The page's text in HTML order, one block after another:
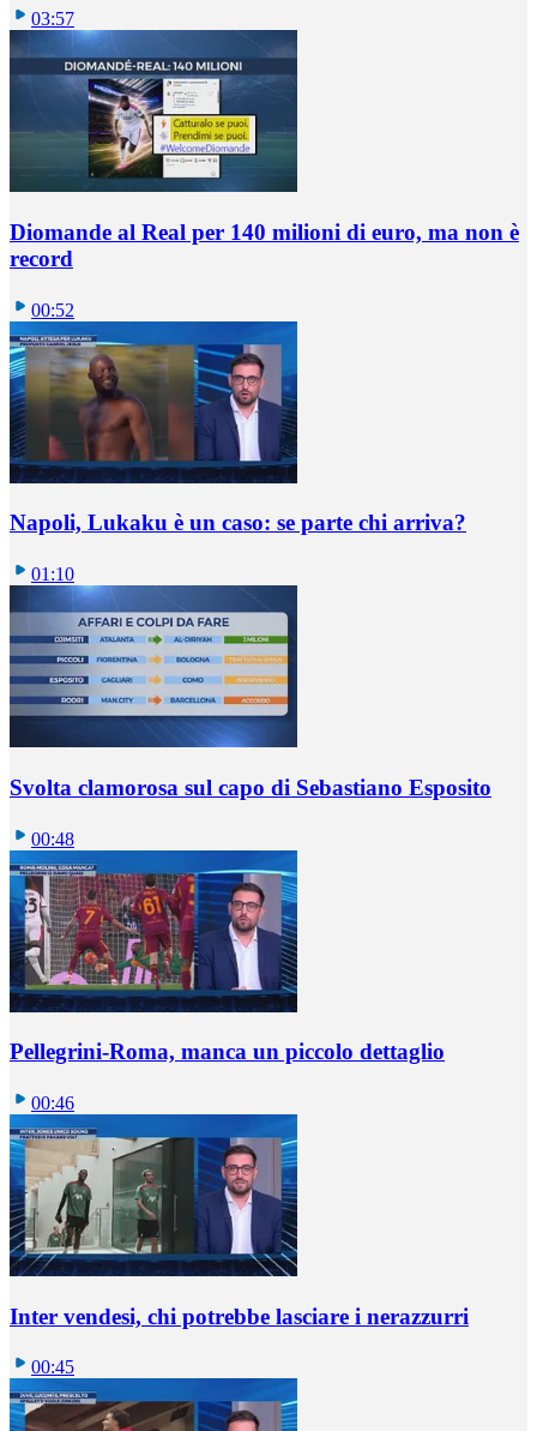
03:57
Diomande al Real per 140 milioni di euro, ma non è
record
00:52
Napoli, Lukaku è un caso: se parte chi arriva?
01:10
Svolta clamorosa sul capo di Sebastiano Esposito
00:48
Pellegrini-Roma, manca un piccolo dettaglio
00:46
Inter vendesi, chi potrebbe lasciare i nerazzurri
00:45